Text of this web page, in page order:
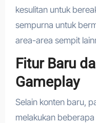
kesulitan untuk
sempurna untuk
area-area sempit
Fitur Baru
Gameplay
Selain konten baru,
melakukan